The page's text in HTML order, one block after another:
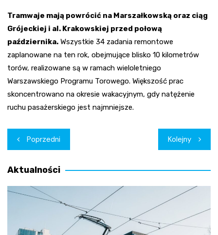
Tramwaje mają powrócić na Marszałkowską oraz ciąg
Grójeckiej i al. Krakowskiej przed połową
października. Wszystkie 34 zadania remontowe
zaplanowane na ten rok, obejmujące blisko 10 kilometrów
torów, realizowane są w ramach wieloletniego
Warszawskiego Programu Torowego. Większość prac
skoncentrowano na okresie wakacyjnym, gdy natężenie
ruchu pasażerskiego jest najmniejsze.
Nawigacja
wpisu
Poprzedni Kolejny
Aktualności